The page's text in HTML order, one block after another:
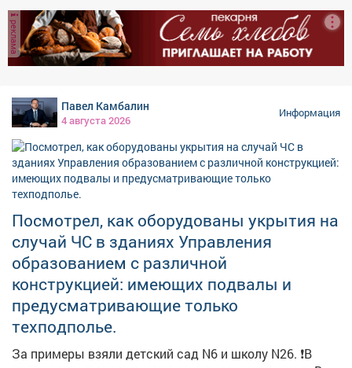
сказали в мэрии.
реклама
Павел Камбалин
4 августа 2026
Информация
Посмотрел, как оборудованы укрытия на
случай ЧС в зданиях Управления
образованием с различной
конструкцией: имеющих подвалы и
предусматривающие только
техподполье.
За примеры взяли детский сад N6 и школу N26. ❗️В